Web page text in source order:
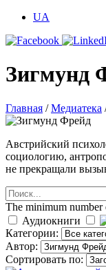
UA
Зигмунд
Главная /Медиатека
Австрийский
социологию,
не прекращали
Поиск
The minimum number
Аудиокниги
Категории:
Автор:
Сортировать по: